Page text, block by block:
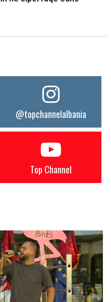
@topchannelalbania
Top Channel